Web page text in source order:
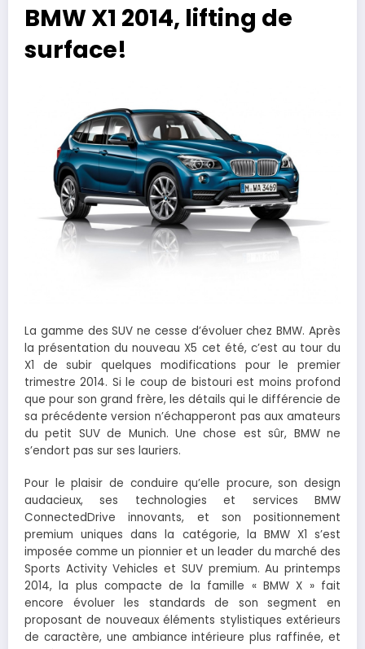
BMW X1 2014, lifting de
surface!
La gamme des SUV ne cesse d’évoluer chez BMW. Après
la présentation du nouveau X5 cet été, c’est au tour du
X1 de subir quelques modifications pour le premier
trimestre 2014. Si le coup de bistouri est moins profond
que pour son grand frère, les détails qui le différencie de
sa précédente version n’échapperont pas aux amateurs
du petit SUV de Munich. Une chose est sûr, BMW ne
s’endort pas sur ses lauriers.
Pour le plaisir de conduire qu’elle procure, son design
audacieux, ses technologies et services BMW
ConnectedDrive innovants, et son positionnement
premium uniques dans la catégorie, la BMW X1 s’est
imposée comme un pionnier et un leader du marché des
Sports Activity Vehicles et SUV premium. Au printemps
2014, la plus compacte de la famille « BMW X » fait
encore évoluer les standards de son segment en
proposant de nouveaux éléments stylistiques extérieurs
de caractère, une ambiance intérieure plus raffinée, et